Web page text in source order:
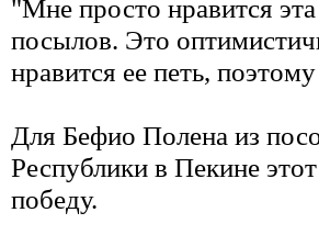
"Мне просто нравится
посылов. Это
нравится ее петь,
Для Бефио Полена из
Республики в Пекине
победу.